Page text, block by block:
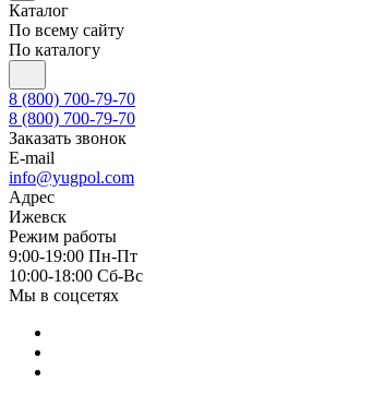
Каталог
По всему сайту
По каталогу
8 (800) 700-79-70
8 (800) 700-79-70
Заказать звонок
E-mail
info@yugpol.com
Адрес
Ижевск
Режим работы
9:00-19:00 Пн-Пт
10:00-18:00 Cб-Вс
Мы в соцсетях